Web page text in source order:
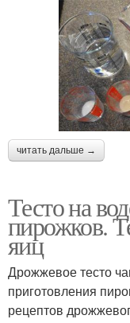
читать дальше →
Тесто на
пирожков.
яиц
Дрожжевое тесто
приготовления
рецептов